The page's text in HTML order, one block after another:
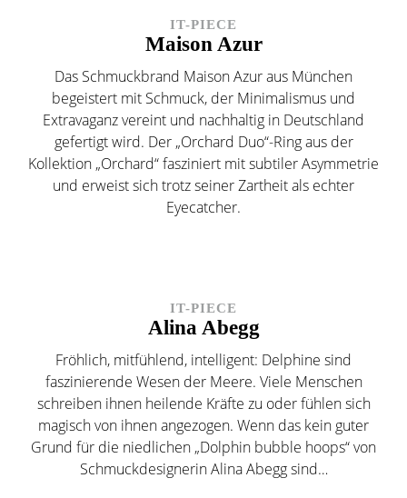
IT-PIECE
Maison Azur
Das Schmuckbrand Maison Azur aus München
begeistert mit Schmuck, der Minimalismus und
Extravaganz vereint und nachhaltig in Deutschland
gefertigt wird. Der „Orchard Duo“-Ring aus der
Kollektion „Orchard“ fasziniert mit subtiler Asymmetrie
und erweist sich trotz seiner Zartheit als echter
Eyecatcher.
IT-PIECE
Alina Abegg
Fröhlich, mitfühlend, intelligent: Delphine sind
faszinierende Wesen der Meere. Viele Menschen
schreiben ihnen heilende Kräfte zu oder fühlen sich
magisch von ihnen angezogen. Wenn das kein guter
Grund für die niedlichen „Dolphin bubble hoops“ von
Schmuckdesignerin Alina Abegg sind…